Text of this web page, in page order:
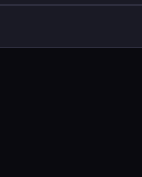
表大小”从 26 扩大到 94